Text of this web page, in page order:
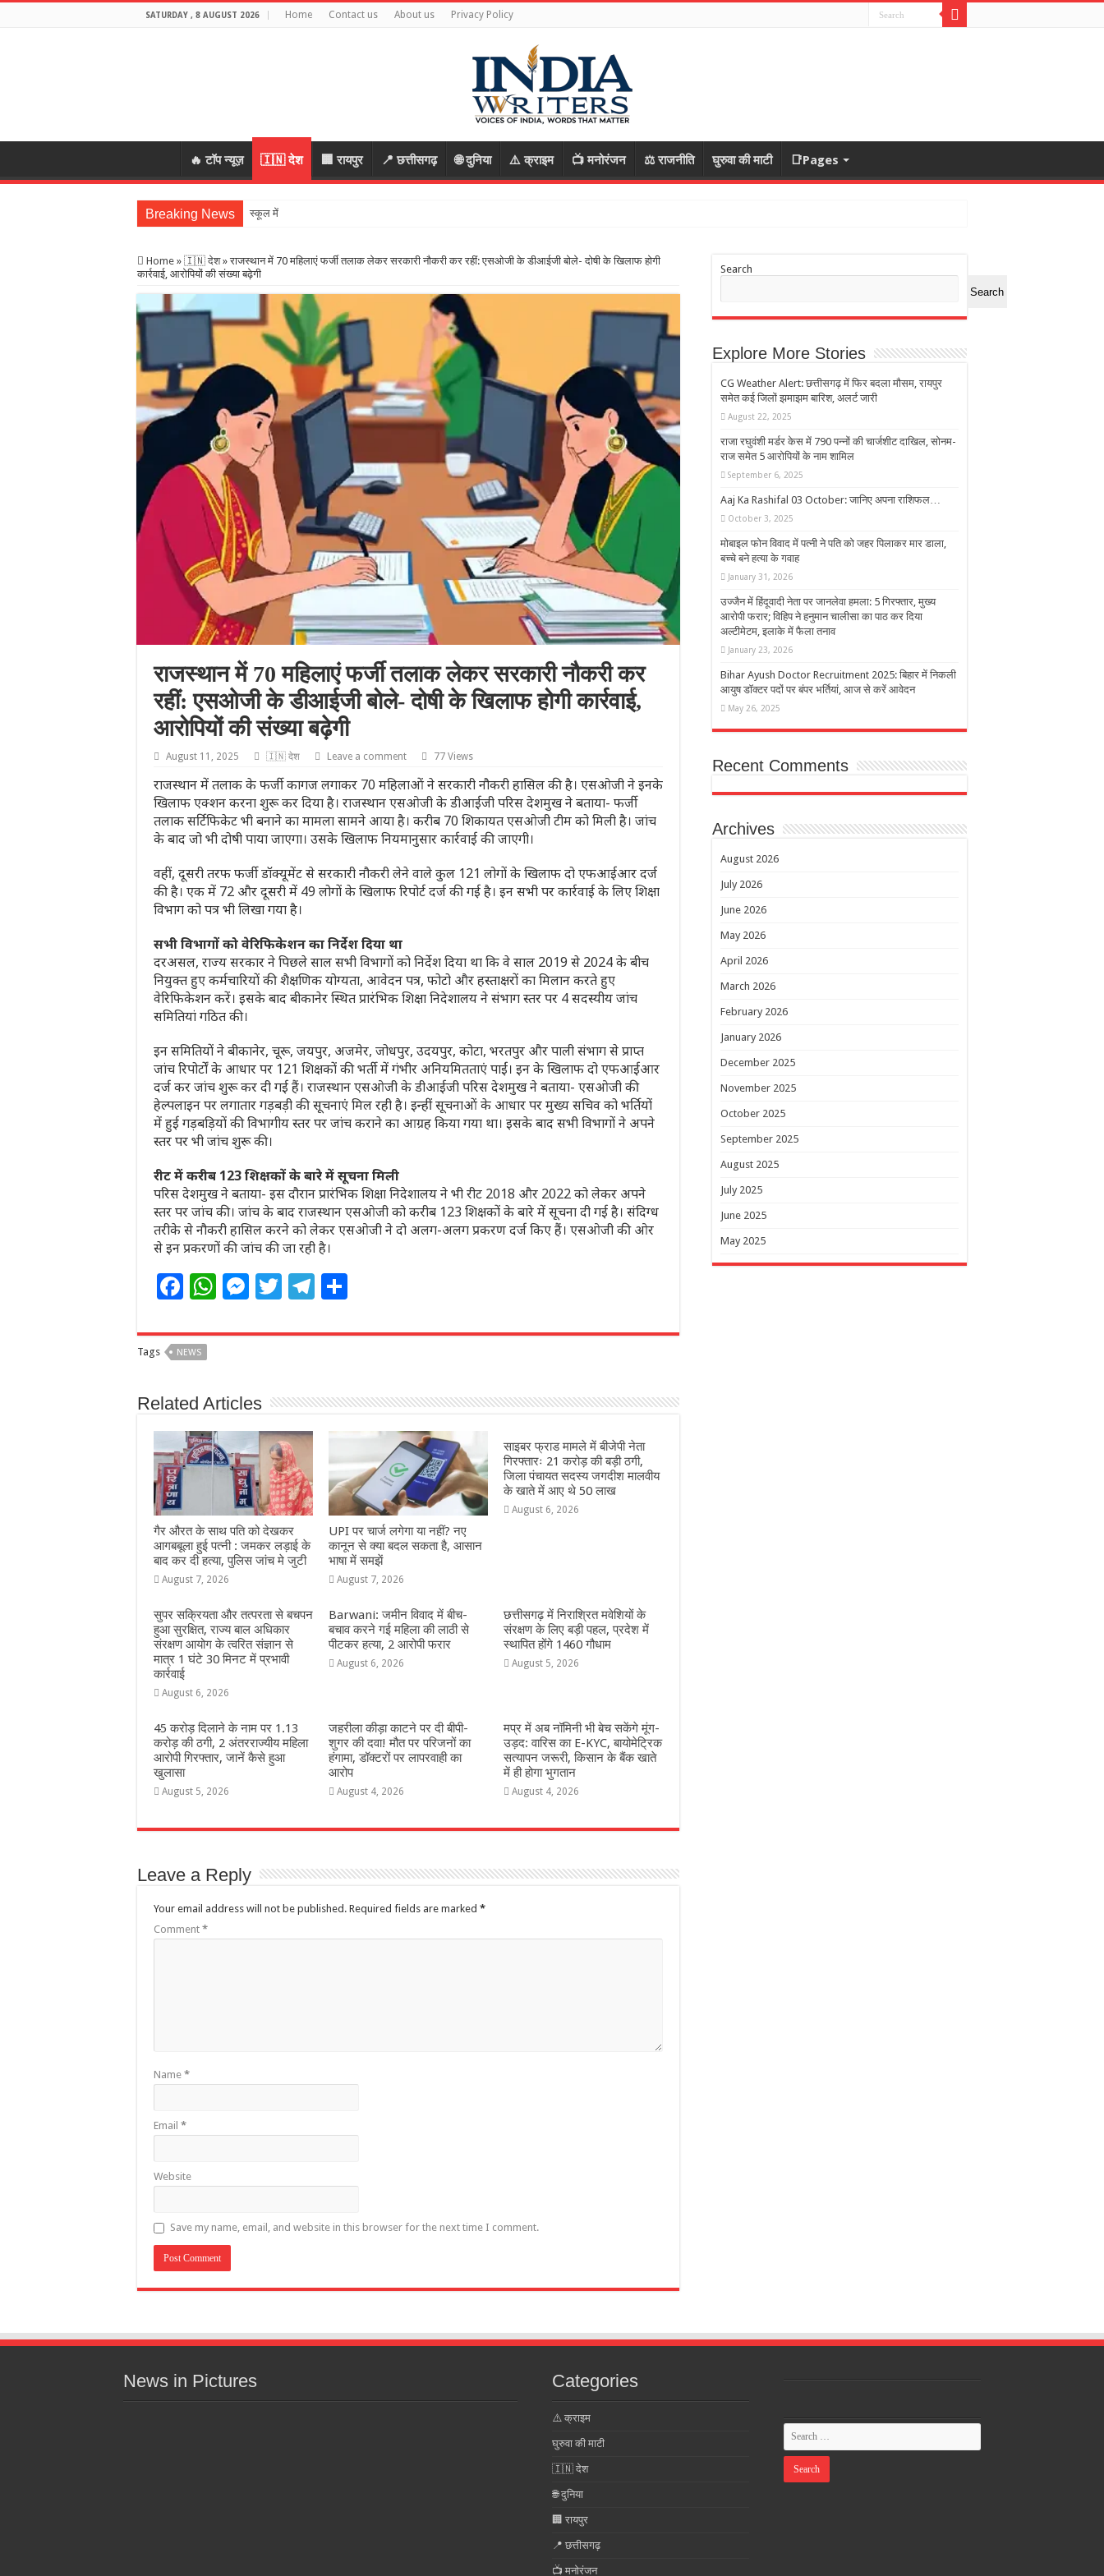
SATURDAY , 8 AUGUST 2026 Home Contact us About us Privacy Policy
🔥 टॉप न्यूज़ 🇮🇳 देश 🏢 रायपुर 📍 छत्तीसगढ़ 🌐 दुनिया ⚠️ क्राइम 📺 मनोरंजन ⚖️ राजनीति घुरुवा की माटी 📑Pages
Breaking News स्कूल में शिक्षकों की शराब पार
Home » 🇮🇳 देश » राजस्थान में 70 महिलाएं फर्जी तलाक लेकर सरकारी नौकरी कर रहीं: एसओजी के डीआईजी बोले- दोषी के खिलाफ होगी
कार्रवाई, आरोपियों की संख्या बढ़ेगी
राजस्थान में 70 महिलाएं फर्जी तलाक लेकर सरकारी नौकरी कर
रहीं: एसओजी के डीआईजी बोले- दोषी के खिलाफ होगी कार्रवाई,
आरोपियों की संख्या बढ़ेगी
August 11, 2025 🇮🇳 देश Leave a comment 77 Views
राजस्थान में तलाक के फर्जी कागज लगाकर 70 महिलाओं ने सरकारी नौकरी हासिल की है। एसओजी ने इनके
खिलाफ एक्शन करना शुरू कर दिया है। राजस्थान एसओजी के डीआईजी परिस देशमुख ने बताया- फर्जी
तलाक सर्टिफिकेट भी बनाने का मामला सामने आया है। करीब 70 शिकायत एसओजी टीम को मिली है। जांच
के बाद जो भी दोषी पाया जाएगा। उसके खिलाफ नियमानुसार कार्रवाई की जाएगी।
वहीं, दूसरी तरफ फर्जी डॉक्यूमेंट से सरकारी नौकरी लेने वाले कुल 121 लोगों के खिलाफ दो एफआईआर दर्ज
की है। एक में 72 और दूसरी में 49 लोगों के खिलाफ रिपोर्ट दर्ज की गई है। इन सभी पर कार्रवाई के लिए शिक्षा
विभाग को पत्र भी लिखा गया है।
सभी विभागों को वेरिफिकेशन का निर्देश दिया था
दरअसल, राज्य सरकार ने पिछले साल सभी विभागों को निर्देश दिया था कि वे साल 2019 से 2024 के बीच
नियुक्त हुए कर्मचारियों की शैक्षणिक योग्यता, आवेदन पत्र, फोटो और हस्ताक्षरों का मिलान करते हुए
वेरिफिकेशन करें। इसके बाद बीकानेर स्थित प्रारंभिक शिक्षा निदेशालय ने संभाग स्तर पर 4 सदस्यीय जांच
समितियां गठित की।
इन समितियों ने बीकानेर, चूरू, जयपुर, अजमेर, जोधपुर, उदयपुर, कोटा, भरतपुर और पाली संभाग से प्राप्त
जांच रिपोर्टों के आधार पर 121 शिक्षकों की भर्ती में गंभीर अनियमितताएं पाईं। इन के खिलाफ दो एफआईआर
दर्ज कर जांच शुरू कर दी गई हैं। राजस्थान एसओजी के डीआईजी परिस देशमुख ने बताया- एसओजी की
हेल्पलाइन पर लगातार गड़बड़ी की सूचनाएं मिल रही है। इन्हीं सूचनाओं के आधार पर मुख्य सचिव को भर्तियों
में हुई गड़बड़ियों की विभागीय स्तर पर जांच कराने का आग्रह किया गया था। इसके बाद सभी विभागों ने अपने
स्तर पर भी जांच शुरू की।
रीट में करीब 123 शिक्षकों के बारे में सूचना मिली
परिस देशमुख ने बताया- इस दौरान प्रारंभिक शिक्षा निदेशालय ने भी रीट 2018 और 2022 को लेकर अपने
स्तर पर जांच की। जांच के बाद राजस्थान एसओजी को करीब 123 शिक्षकों के बारे में सूचना दी गई है। संदिग्ध
तरीके से नौकरी हासिल करने को लेकर एसओजी ने दो अलग-अलग प्रकरण दर्ज किए हैं। एसओजी की ओर
से इन प्रकरणों की जांच की जा रही है।
F
c
e
b
o
o
k
W
at
A
p
p
M
ss
n
g
e
r
T
itt
r
T
e
ra
m
ar
Tags NEWS
Related Articles
गैर औरत के साथ पति को देखकर
आगबबूला हुई पत्नी : जमकर लड़ाई के
बाद कर दी हत्या, पुलिस जांच मे जुटी
August 7, 2026
UPI पर चार्ज लगेगा या नहीं? नए
कानून से क्या बदल सकता है, आसान
भाषा में समझें
August 7, 2026
साइबर फ्राड मामले में बीजेपी नेता
गिरफ्तारः 21 करोड़ की बड़ी ठगी,
जिला पंचायत सदस्य जगदीश मालवीय
के खाते में आए थे 50 लाख
August 6, 2026
सुपर सक्रियता और तत्परता से बचपन
हुआ सुरक्षित, राज्य बाल अधिकार
संरक्षण आयोग के त्वरित संज्ञान से
मात्र 1 घंटे 30 मिनट में प्रभावी
कार्रवाई
August 6, 2026
Barwani: जमीन विवाद में बीच-
बचाव करने गई महिला की लाठी से
पीटकर हत्या, 2 आरोपी फरार
August 6, 2026
छत्तीसगढ़ में निराश्रित मवेशियों के
संरक्षण के लिए बड़ी पहल, प्रदेश में
स्थापित होंगे 1460 गौधाम
August 5, 2026
45 करोड़ दिलाने के नाम पर 1.13
करोड़ की ठगी, 2 अंतरराज्यीय महिला
आरोपी गिरफ्तार, जानें कैसे हुआ
खुलासा
August 5, 2026
जहरीला कीड़ा काटने पर दी बीपी-
शुगर की दवा! मौत पर परिजनों का
हंगामा, डॉक्टरों पर लापरवाही का
आरोप
August 4, 2026
मप्र में अब नॉमिनी भी बेच सकेंगे मूंग-
उड़द: वारिस का E-KYC, बायोमेट्रिक
सत्यापन जरूरी, किसान के बैंक खाते
में ही होगा भुगतान
August 4, 2026
Leave a Reply
Your email address will not be published. Required fields are marked *
Comment *
Name *
Email *
Website
Save my name, email, and website in this browser for the next time I comment.
Search
Search
Explore More Stories
CG Weather Alert: छत्तीसगढ़ में फिर बदला मौसम, रायपुर
समेत कई जिलों झमाझम बारिश, अलर्ट जारी
August 22, 2025
राजा रघुवंशी मर्डर केस में 790 पन्नों की चार्जशीट दाखिल, सोनम-
राज समेत 5 आरोपियों के नाम शामिल
September 6, 2025
Aaj Ka Rashifal 03 October: जानिए अपना राशिफल…
October 3, 2025
मोबाइल फोन विवाद में पत्नी ने पति को जहर पिलाकर मार डाला,
बच्चे बने हत्या के गवाह
January 31, 2026
उज्जैन में हिंदूवादी नेता पर जानलेवा हमला: 5 गिरफ्तार, मुख्य
आरोपी फरार; विहिप ने हनुमान चालीसा का पाठ कर दिया
अल्टीमेटम, इलाके में फैला तनाव
January 23, 2026
Bihar Ayush Doctor Recruitment 2025: बिहार में निकली
आयुष डाॅक्टर पदों पर बंपर भर्तियां, आज से करें आवेदन
May 26, 2025
Recent Comments
Archives
August 2026
July 2026
June 2026
May 2026
April 2026
March 2026
February 2026
January 2026
December 2025
November 2025
October 2025
September 2025
August 2025
July 2025
June 2025
May 2025
News in Pictures Categories
⚠️ क्राइम
घुरुवा की माटी
🇮🇳 देश
🌐 दुनिया
🏢 रायपुर
📍 छत्तीसगढ़
📺 मनोरंजन